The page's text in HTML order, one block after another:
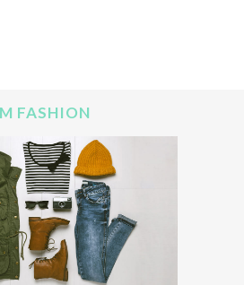
FASHION